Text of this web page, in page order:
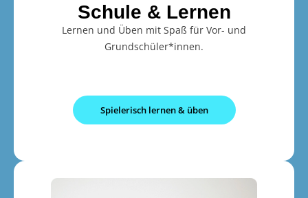
Schule & Lernen
Lernen und Üben mit Spaß für Vor- und
Grundschüler*innen.
Spielerisch lernen & üben